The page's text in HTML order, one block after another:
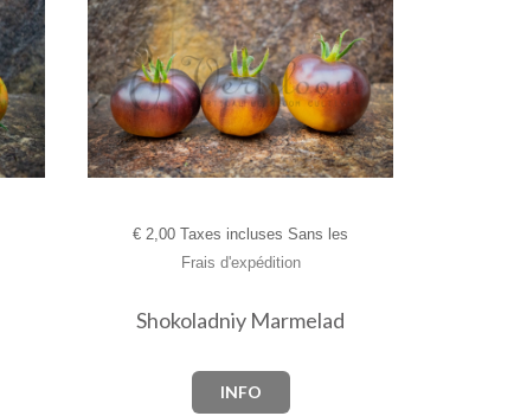
€ 2,00 Taxes incluses Sans les
Frais d'expédition
Shokoladniy Marmelad
INFO